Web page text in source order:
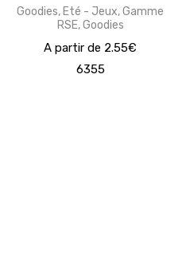
Goodies, Eté - Jeux,Gamme
RSE,Goodies
A partir de 2.55€
6355